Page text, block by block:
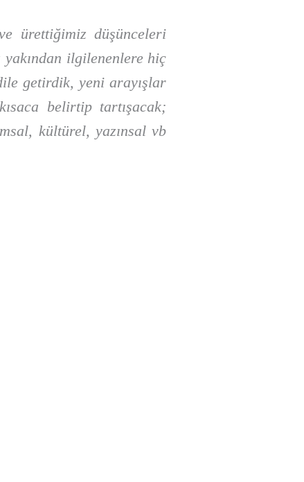
ürettiğimiz düşünceleri
ilgilenenlere hiç
getirdik, yeni arayışlar
belirtip tartışacak;
kültürel, yazınsal vb